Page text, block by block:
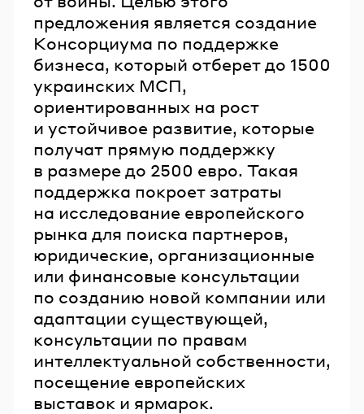
предложения является создание
Консорциума по поддержке
бизнеса, который отберет до 1500
украинских МСП,
ориентированных на рост
и устойчивое развитие, которые
получат прямую поддержку
в размере до 2500 евро. Такая
поддержка покроет затраты
на исследование европейского
рынка для поиска партнеров,
юридические, организационные
или финансовые консультации
по созданию новой компании или
адаптации существующей,
консультации по правам
интеллектуальной собственности,
посещение европейских
выставок и ярмарок.